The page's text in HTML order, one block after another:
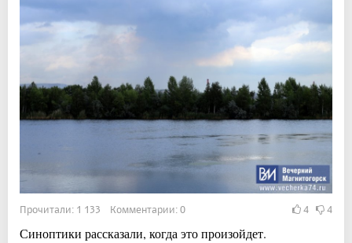
Прочитали: 1 133 Комментарии: 0 4 4
Синоптики рассказали, когда это произойдет.